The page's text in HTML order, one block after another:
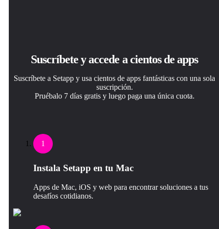
Suscríbete y accede a cientos de apps
Suscríbete a Setapp y usa cientos de apps fantásticas con una sola
suscripción.
Pruébalo 7 días gratis y luego paga una única cuota.
1
Instala Setapp en tu Mac
Apps de Mac, iOS y web para encontrar soluciones a tus
desafíos cotidianos.